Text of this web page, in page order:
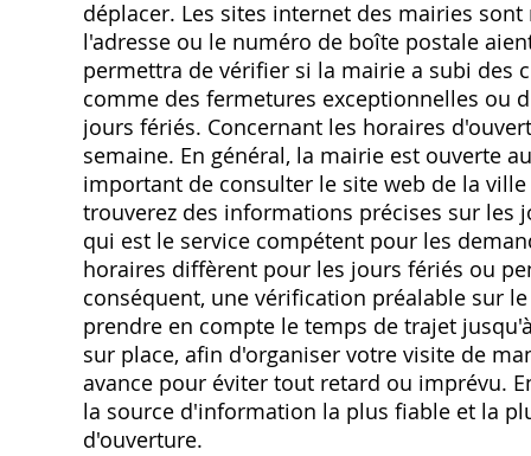
déplacer. Les sites internet des mairies
l'adresse ou le numéro de boîte postale
permettra de vérifier si la mairie a subi des
comme des fermetures exceptionnelles ou
jours fériés. Concernant les horaires
semaine. En général, la mairie est ouverte
important de consulter le site web de la
trouverez des informations précises sur les
qui est le service compétent pour les
horaires diffèrent pour les jours fériés ou
conséquent, une vérification préalable sur
prendre en compte le temps de trajet
sur place, afin d'organiser votre visite de
avance pour éviter tout retard ou imprévu.
la source d'information la plus fiable et la
d'ouverture.